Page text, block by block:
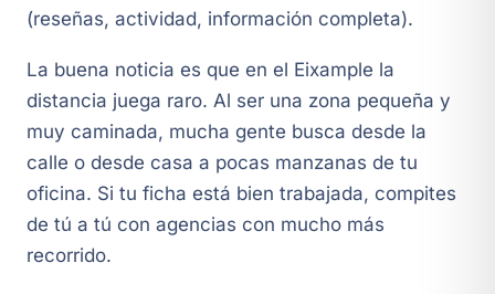
(reseñas, actividad, información completa).
La buena noticia es que en el Eixample la
distancia juega raro. Al ser una zona pequeña y
muy caminada, mucha gente busca desde la
calle o desde casa a pocas manzanas de tu
oficina. Si tu ficha está bien trabajada, compites
de tú a tú con agencias con mucho más
recorrido.